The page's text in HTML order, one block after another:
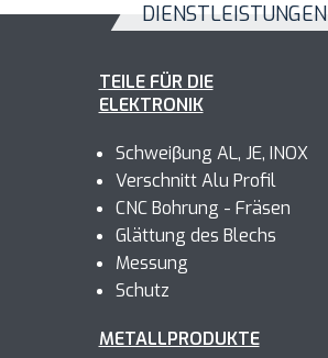
DIENSTLEISTUNGEN
TEILE FÜR DIE
ELEKTRONIK
Schweiβung AL, JE, INOX
Verschnitt Alu Profil
CNC Bohrung - Fräsen
Glättung des Blechs
Messung
Schutz
METALLPRODUKTE